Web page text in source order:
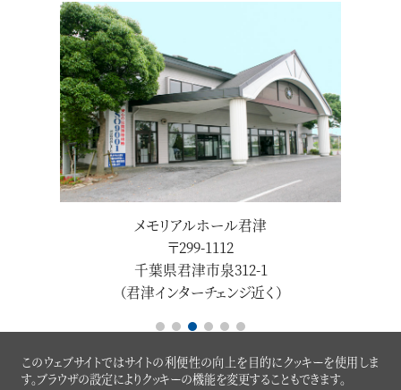
メモリアルホール君津
〒299-1112
千葉県君津市泉312-1
（君津インターチェンジ近く）
このウェブサイトではサイトの利便性の向上を目的にクッキーを使用しま
す。ブラウザの設定によりクッキーの機能を変更することもできます。